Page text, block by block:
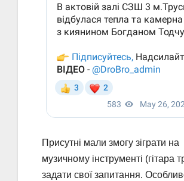
Присутні мали змогу зіграти на
музичному інструменті (гітара
задати свої запитання.